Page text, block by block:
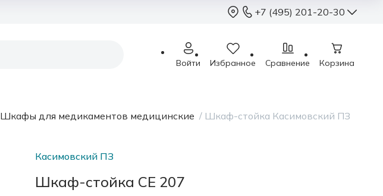
+7 (495) 201-20-30
+7 (495) 201-
sales@sterimed.ru
Сб - Вс: выходные
Войти Избранное Сравнение Корзина
Шкафы для медикаментов медицинские / Шкаф-стойка Касимовский ПЗ
Касимовский ПЗ
Шкаф-стойка СЕ 207